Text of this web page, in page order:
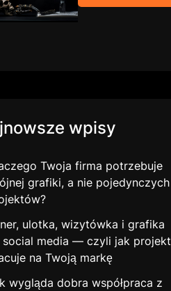
wpisy
Twoja firma potrzebuje
grafiki, a nie pojedynczych
ulotka, wizytówka i grafika
social media — czyli jak projekt
na Twoją markę
wygląda dobra współpraca z